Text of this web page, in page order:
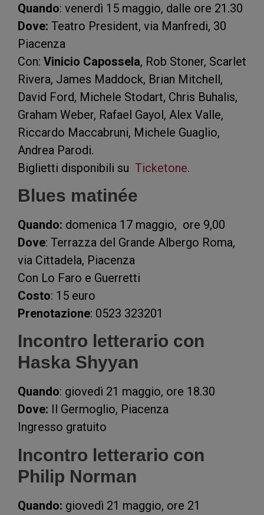
Quando: venerdì 15 maggio, dalle ore 21.30
Dove: Teatro President, via Manfredi, 30
Piacenza
Con: Vinicio Capossela, Rob Stoner, Scarlet
Rivera, James Maddock, Brian Mitchell,
David Ford, Michele Stodart, Chris Buhalis,
Graham Weber, Rafael Gayol, Alex Valle,
Riccardo Maccabruni, Michele Guaglio,
Andrea Parodi.
Biglietti disponibili su Ticketone.
Blues matinée
Quando: domenica 17 maggio, ore 9,00
Dove: Terrazza del Grande Albergo Roma,
via Cittadela, Piacenza
Con Lo Faro e Guerretti
Costo: 15 euro
Prenotazione: 0523 323201
Incontro letterario con
Haska Shyyan
Quando: giovedì 21 maggio, ore 18.30
Dove:
Il Germoglio, Piacenza
Ingresso gratuito
Incontro letterario con
Philip Norman
Quando: giovedì 21 maggio, ore 21